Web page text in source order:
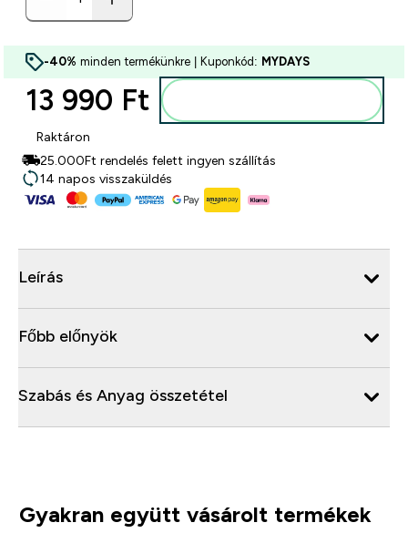
-40% minden termékünkre | Kuponkód: MYDAYS
13 990 Ft‎
Raktáron
25.000Ft rendelés felett ingyen szállítás
14 napos visszaküldés
Leírás
Főbb előnyök
Szabás és Anyag összetétel
Gyakran együtt vásárolt termékek